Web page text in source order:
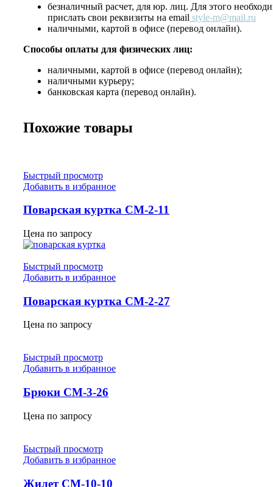
безналичный расчет, для юр. лиц. Для этого
прислать свои реквизиты на email style-m@mail.ru
наличными, картой в офисе (перевод онлайн).
Способы оплаты для физических лиц:
наличными, картой в офисе (перевод онлайн);
наличными курьеру;
банковская карта (перевод онлайн).
Похожие товары
Быстрый просмотр
Добавить в избранное
Поварская куртка СМ-2-11
Цена по запросу
Быстрый просмотр
Добавить в избранное
Поварская куртка СМ-2-27
Цена по запросу
Быстрый просмотр
Добавить в избранное
Брюки СМ-3-26
Цена по запросу
Быстрый просмотр
Добавить в избранное
Жилет СМ-10-10